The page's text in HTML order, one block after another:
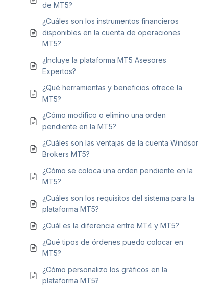
de MT5?
¿Cuáles son los instrumentos financieros
disponibles en la cuenta de operaciones
MT5?
¿Incluye la plataforma MT5 Asesores
Expertos?
¿Qué herramientas y beneficios ofrece la
MT5?
¿Cómo modifico o elimino una orden
pendiente en la MT5?
¿Cuáles son las ventajas de la cuenta Windsor
Brokers MT5?
¿Cómo se coloca una orden pendiente en la
MT5?
¿Cuáles son los requisitos del sistema para la
plataforma MT5?
¿Cuál es la diferencia entre MT4 y MT5?
¿Qué tipos de órdenes puedo colocar en
MT5?
¿Cómo personalizo los gráficos en la
plataforma MT5?